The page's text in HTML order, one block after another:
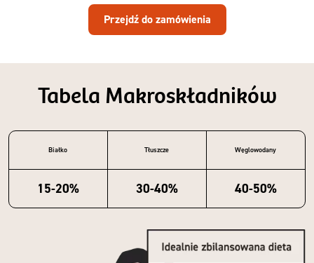
Przejdź do zamówienia
Tabela Makroskładników
Białko Tłuszcze Węglowodany
15-20% 30-40% 40-50%